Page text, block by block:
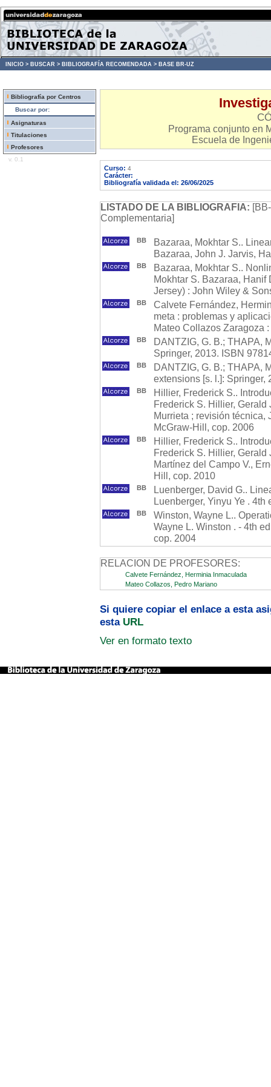
INICIO > BUSCAR > BIBLIOGRAFÍA RECOMENDADA > BASE BR-UZ
Bibliografía por Centros
Buscar por:
Asignaturas
Titulaciones
Profesores
v. 0.1
Programa conjunto en
Escuela de
Curso: 4
Carácter:
Bibliografía validada el: 26/06/2025
LISTADO DE LA BIBLIOGRAFIA:
Complementaria]
BB
Bazaraa, Mokhtar S..
Bazaraa, John J. Jarvis,
BB
Bazaraa, Mokhtar S..
Mokhtar S. Bazaraa, Hanif
Jersey) : John Wiley &
BB
Calvete Fernández,
meta : problemas y
Mateo Collazos Zaragoza
BB
DANTZIG, G. B.; THAPA,
Springer, 2013. ISBN
BB
DANTZIG, G. B.; THAPA,
extensions [s. l.]:
BB
Hillier, Frederick S..
Frederick S. Hillier, Gerald
Murrieta ; revisión técnica,
McGraw-Hill, cop. 2006
BB
Hillier, Frederick S..
Frederick S. Hillier,
Martínez del Campo V.,
Hill, cop. 2010
BB
Luenberger, David G..
Luenberger, Yinyu Ye . 4th
BB
Winston, Wayne L..
Wayne L. Winston . - 4th
cop. 2004
RELACION DE PROFESORES:
Calvete Fernández, Herminia Inmaculada
Mateo Collazos, Pedro Mariano
Si quiere copiar el enlace a esta
esta URL
Ver en formato texto